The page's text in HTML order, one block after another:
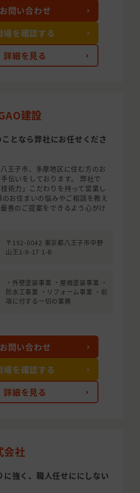
詳細を見る
お問い合わせ
場を確認する
建設
となら弊社にお任せくださ
王子市、多摩地区に住む方のお
伝いをしております。 弊社で
術力」こだわりを持って営業し
お住まいの悩みやご相談を教え
善のご提案をできるよう心がけ
〒192-0042 東京都八王子市中野
山王1-9-17 1-B
・外壁塗装事業 ・屋根塗装事業 ・
防水工事業 ・リフォーム事業 ・前
項に付する一切の業務
詳細を見る
お問い合わせ
場を確認する
会社
に強く、職人任せににしない